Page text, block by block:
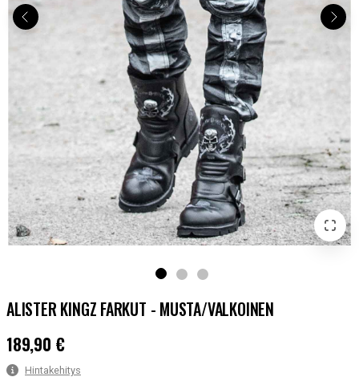
ALISTER KINGZ FARKUT - MUSTA/VALKOINEN
Hinta :189,90 €
189,90 €
Hintakehitys